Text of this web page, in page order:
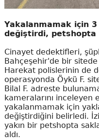
Yakalanmamak için
değiştirdi, petshopta
Cinayet dedektifleri,
Bahçeşehir'de bir sitede
Harekat polislerinin de
operasyonda Öykü F.
Bilal F. adreste
kameralarını inceleyen
yakalanmamak için
değiştirdiğini belirledi.
yakın bir petshopta
aldı.